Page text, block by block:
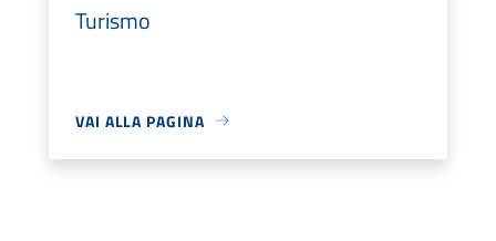
Turismo
VAI ALLA PAGINA